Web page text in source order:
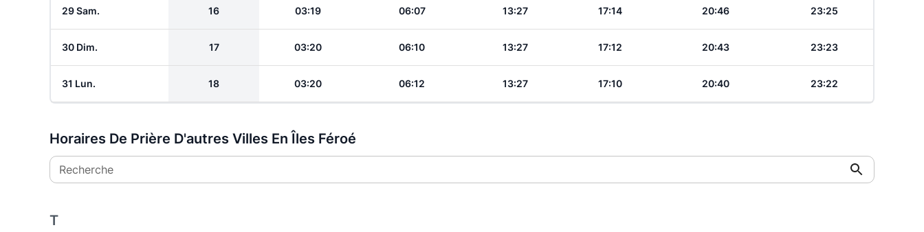
29 Sam. 16 03:19 06:07 13:27 17:14 20:46 23:25
30 Dim. 17 03:20 06:10 13:27 17:12 20:43 23:23
31 Lun. 18 03:20 06:12 13:27 17:10 20:40 23:22
Horaires De Prière D'autres Villes En Îles Féroé
Recherche
T